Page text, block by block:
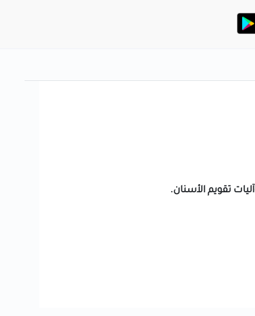
تقويم الأسنان.